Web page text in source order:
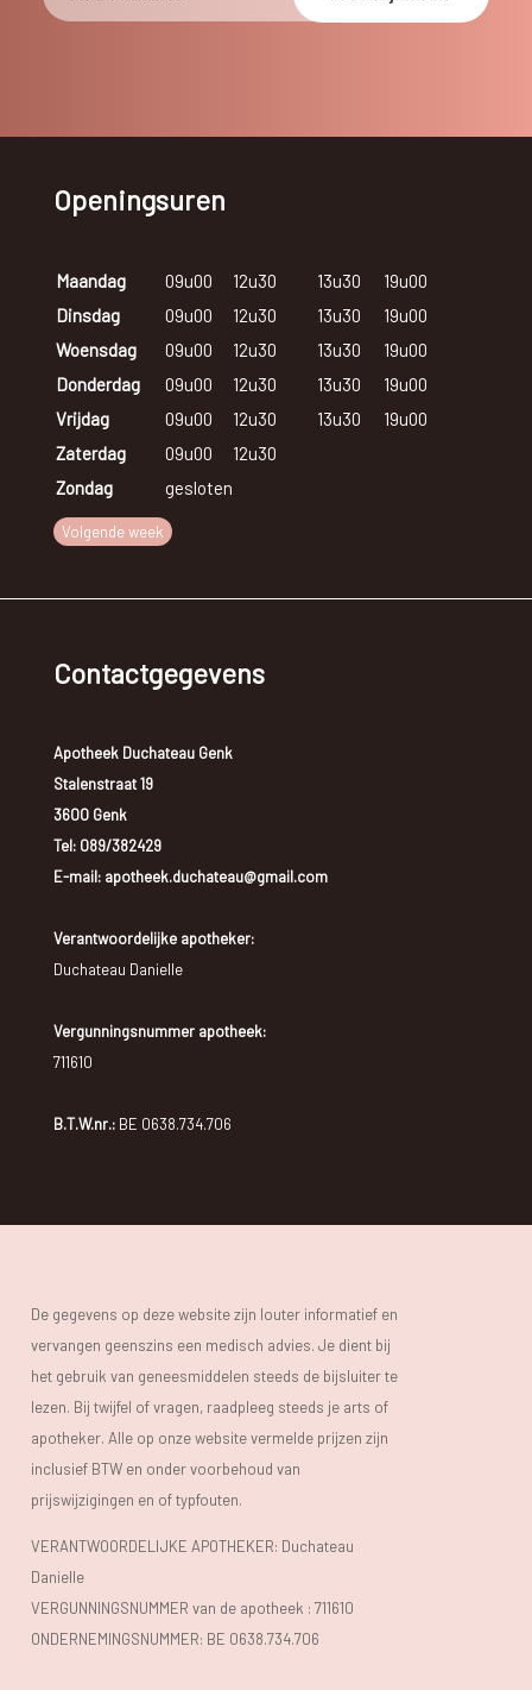
Openingsuren
Maandag 09u00 12u30 13u30
19u00
Dinsdag
09u00 12u30 13u30
19u00
Woensdag
09u00 12u30 13u30
19u00
Donderdag
09u00 12u30 13u30
19u00
Vrijdag
09u00 12u30 13u30
19u00
Zaterdag
09u00
12u30
Zondag
gesloten
Volgende week
Contactgegevens
Apotheek Duchateau Genk
Stalenstraat 19
3600 Genk
Tel: 089/382429
E-mail: apotheek.duchateau@gmail.com
Verantwoordelijke apotheker:
Duchateau Danielle
Vergunningsnummer apotheek:
711610
B.T.W.nr.:BE 0638.734.706
De gegevens op deze website zijn louter informatief en
vervangen geenszins een medisch advies. Je dient bij
het gebruik van geneesmiddelen steeds de bijsluiter te
lezen. Bij twijfel of vragen, raadpleeg steeds je arts of
apotheker. Alle op onze website vermelde prijzen zijn
inclusief BTW en onder voorbehoud van
prijswijzigingen en of typfouten.
VERANTWOORDELIJKE APOTHEKER: Duchateau
Danielle
VERGUNNINGSNUMMER van de apotheek : 711610
ONDERNEMINGSNUMMER: BE 0638.734.706